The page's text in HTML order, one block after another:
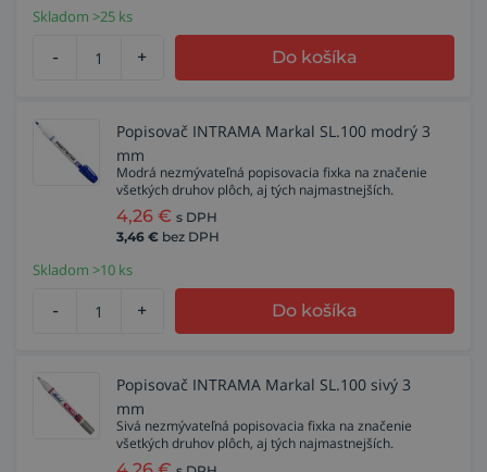
Skladom >25 ks
- + Do košíka
Popisovač INTRAMA Markal SL.100 modrý 3
mm
Modrá nezmývateľná popisovacia fixka na značenie
všetkých druhov plôch, aj tých najmastnejších.
4,26 € s DPH
3,46 € bez DPH
Skladom >10 ks
- + Do košíka
Popisovač INTRAMA Markal SL.100 sivý 3
mm
Sivá nezmývateľná popisovacia fixka na značenie
všetkých druhov plôch, aj tých najmastnejších.